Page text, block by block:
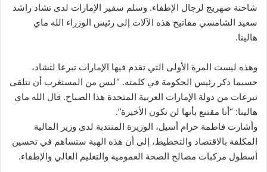
شاحنة صهريج لرجال الإطفاء. وسلم سفير الإمارات لدى تشاد راشد
سعيد الشامسي مفاتيح هذه الآلات إلى رئيس الوزراء الله ماي
هالينا.
وهذه ليست المرة الأولى التي تقدم فيها الإمارات تبرعا لتشاد،
حسبما ذكر رئيس الحكومة في كلمته. “ليس من المستغرب أن نتلقى
تبرعات من دولة الإمارات العربية المتحدة هذا الصباح. قال الله ماي
هالينا: “أنا مقتنع بأنها لن تكون الأخيرة”.
وأشارت فاطمة حرام أسيل، الوزيرة المنتدبة لدى وزير المالية
المكلفة بالاقتصاد والتخطيط، إلى أن هذه الهبة ستساهم في تحسين
أسطول مركبات مصالح الصحة العمومية والتعليم العالي والإطفاء.